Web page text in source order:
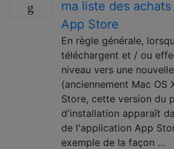
ma liste des
App Store
En règle générale,
téléchargent et / ou
niveau vers une
(anciennement Mac OS
Store, cette version du
d'installation apparaît
de l'application App
exemple de la façon …